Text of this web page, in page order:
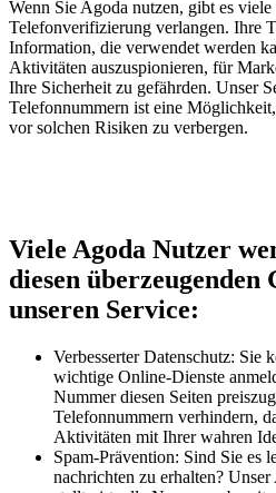
Wenn Sie Agoda nutzen, gibt es viele
Telefonverifizierung verlangen. Ihre
Information, die verwendet werden
Aktivitäten auszuspionieren, für
Ihre Sicherheit zu gefährden. Unser
Telefonnummern ist eine
vor solchen Risiken zu verbergen.
Viele Agoda Nutzer
diesen überzeugenden
unseren Service:
Verbesserter Datenschutz: Sie
wichtige Online-Dienste
Nummer diesen Seiten
Telefonnummern verhindern,
Aktivitäten mit Ihrer wahren
Spam-Prävention: Sind Sie es
nachrichten zu erhalten?